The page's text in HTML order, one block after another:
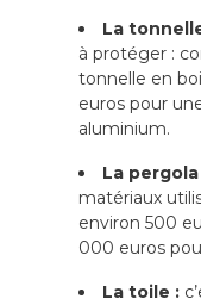
La
à protéger :
tonnelle en
euros pour
aluminium.
La pergola
matériaux
environ 500
000 euros
La toile :